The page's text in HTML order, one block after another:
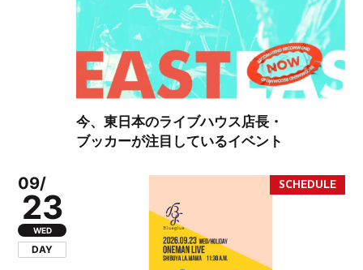
今、東日本のライブハウス店長・
ブッカーが注目しているイベント
09/
23
WED
DAY